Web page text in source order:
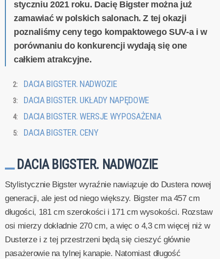
styczniu 2021 roku. Dacię Bigster można już
zamawiać w polskich salonach. Z tej okazji
poznaliśmy ceny tego kompaktowego SUV-a i w
porównaniu do konkurencji wydają się one
całkiem atrakcyjne.
DACIA BIGSTER. NADWOZIE
DACIA BIGSTER. UKŁADY NAPĘDOWE
DACIA BIGSTER. WERSJE WYPOSAŻENIA
DACIA BIGSTER. CENY
DACIA BIGSTER. NADWOZIE
Stylistycznie Bigster wyraźnie nawiązuje do Dustera nowej
generacji, ale jest od niego większy. Bigster ma 457 cm
długości, 181 cm szerokości i 171 cm wysokości. Rozstaw
osi mierzy dokładnie 270 cm, a więc o 4,3 cm więcej niż w
Dusterze i z tej przestrzeni będą się cieszyć głównie
pasażerowie na tylnej kanapie. Natomiast długość